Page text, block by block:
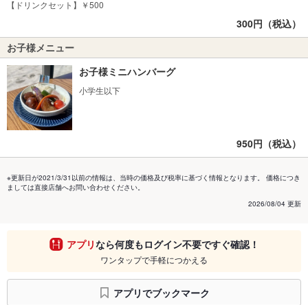
【ドリンクセット】￥500
300円（税込）
お子様メニュー
お子様ミニハンバーグ
小学生以下
950円（税込）
※更新日が2021/3/31以前の情報は、当時の価格及び税率に基づく情報となります。 価格につき
ましては直接店舗へお問い合わせください。
2026/08/04 更新
アプリなら何度もログイン不要ですぐ確認！
ワンタップで手軽につかえる
アプリでブックマーク